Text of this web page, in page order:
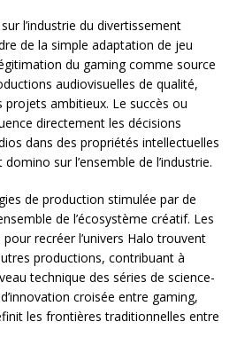
l’industrie du divertissement
de la simple adaptation de jeu
du gaming comme source
audiovisuelles de qualité,
projets ambitieux. Le succès ou
directement les décisions
dans des propriétés intellectuelles
sur l’ensemble de l’industrie.
de production stimulée par de
de l’écosystème créatif. Les
recréer l’univers Halo trouvent
productions, contribuant à
technique des séries de science-
croisée entre gaming,
les frontières traditionnelles entre